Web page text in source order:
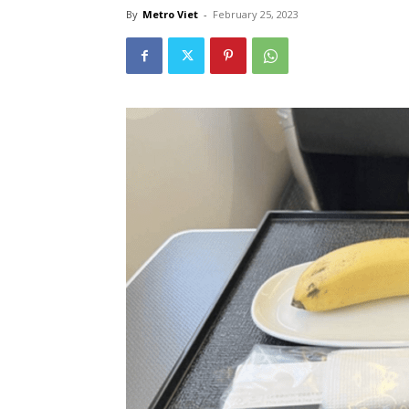
By Metro Viet - February 25, 2023